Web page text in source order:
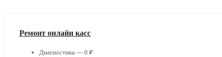
Ремонт онлайн касс
Диагностика — 0 ₽